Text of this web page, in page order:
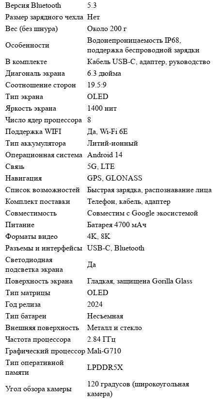
Версия Bluetooth
5.3
Размер зарядного чехла Нет
Вес (без шнура)
Около 200 г
Особенности
Водонепроницаемость IP68,
поддержка беспроводной зарядки
В комплекте
Кабель USB-C, адаптер, руководство
Диагональ экрана
6.3 дюйма
Соотношение сторон
19.5:9
Тип экрана
OLED
Яркость экрана
1400 нит
Число ядер процессора
8
Поддержка WIFI
Да, Wi-Fi 6E
Тип аккумулятора
Литий-ионный
Операционная система Android 14
Связь
5G, LTE
Навигация
GPS, GLONASS
Список возможностей
Быстрая зарядка, распознавание лица
Комплект поставки
Телефон, кабель, адаптер
Совместимость
Совместим с Google экосистемой
Питание
Батарея 4700 мАч
Форматы видео
4K, 8K
Разъемы и интерфейсы USB-C, Bluetooth
Светодиодная
подсветка экрана
Да
Поверхность экрана
Гладкая, защищена Gorilla Glass
Тип матрицы
OLED
Год релиза
2024
Тип батареи
Несъемная
Внешняя поверхность
Металл и стекло
Частота процессора
2.84 ГГц
Графический процессор Mali-G710
Тип оперативной
памяти
LPDDR5X
Угол обзора камеры
120 градусов (широкоугольная
камера)